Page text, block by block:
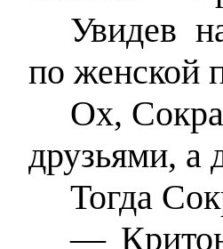
Увидев
по женской
Ох,
друзьями, а
Тогда
—